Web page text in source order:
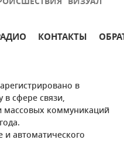
КОНТАКТЫ
в
в сфере связи,
коммуникаций
и автоматического